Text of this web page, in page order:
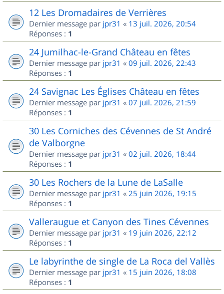
12 Les Dromadaires de Verrières
Dernier message par jpr31 « 13 juil. 2026, 20:54
Réponses : 1
24 Jumilhac-le-Grand Château en fêtes
Dernier message par jpr31 « 09 juil. 2026, 22:43
Réponses : 1
24 Savignac Les Églises Château en fêtes
Dernier message par jpr31 « 07 juil. 2026, 21:59
Réponses : 1
30 Les Corniches des Cévennes de St André
de Valborgne
Dernier message par jpr31 « 02 juil. 2026, 18:44
Réponses : 1
30 Les Rochers de la Lune de LaSalle
Dernier message par jpr31 « 25 juin 2026, 19:15
Réponses : 1
Valleraugue et Canyon des Tines Cévennes
Dernier message par jpr31 « 19 juin 2026, 22:12
Réponses : 1
Le labyrinthe de single de La Roca del Vallès
Dernier message par jpr31 « 15 juin 2026, 18:08
Réponses : 1